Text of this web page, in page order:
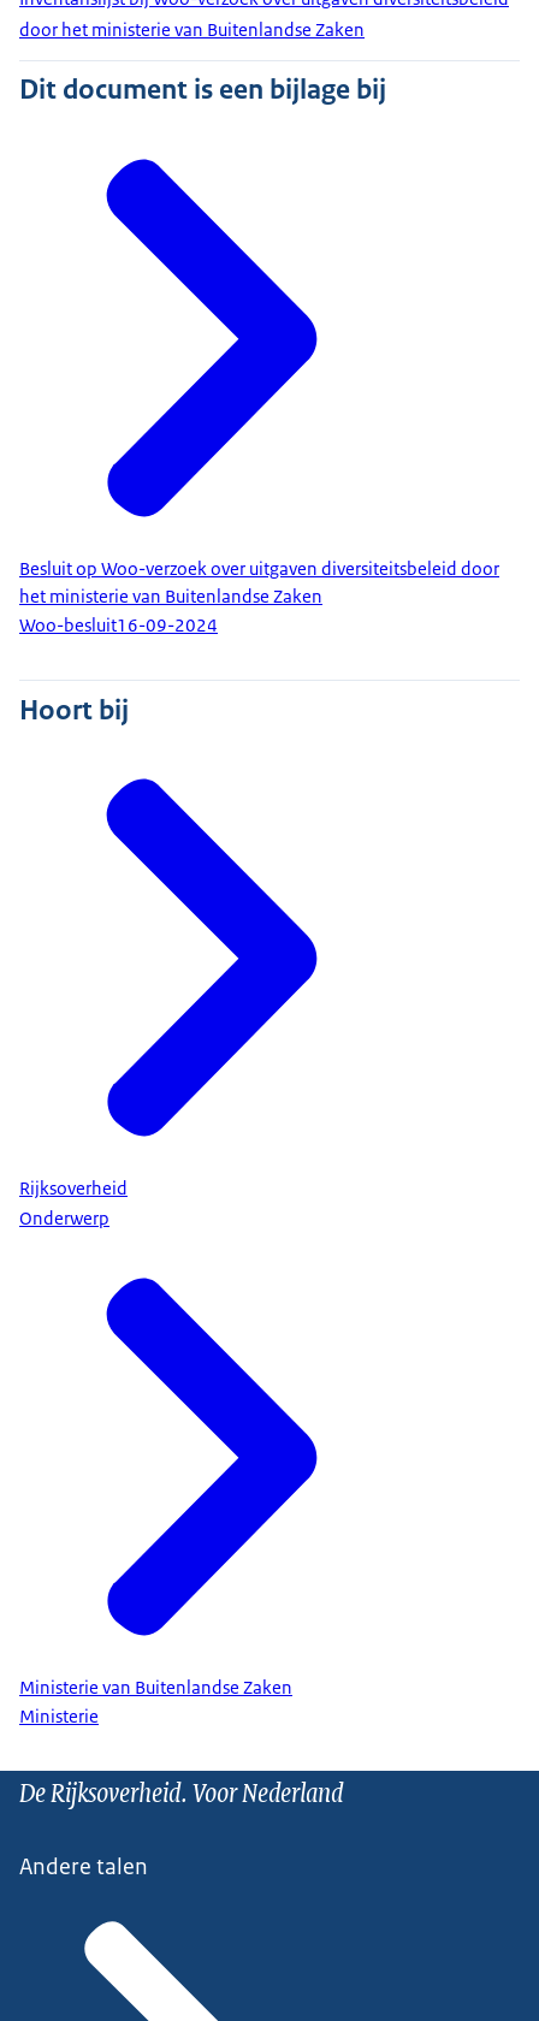
door het ministerie van Buitenlandse Zaken
Dit document is een bijlage bij
Besluit op Woo-verzoek over uitgaven diversiteitsbeleid door
het ministerie van Buitenlandse Zaken
Woo-besluit16-09-2024
Hoort bij
Rijksoverheid
Onderwerp
Ministerie van Buitenlandse Zaken
Ministerie
De Rijksoverheid. Voor Nederland
Andere talen